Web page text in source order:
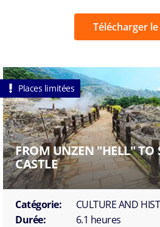
Télécharger le
Places limitées
FROM UNZEN "HELL" TO
CASTLE
Catégorie:
CULTURE AND
Durée:
6.1 heures